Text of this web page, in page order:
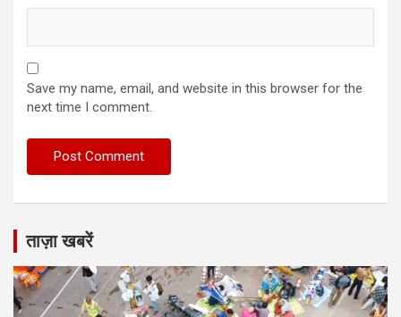
Save my name, email, and website in this browser for the
next time I comment.
ताज़ा खबरें